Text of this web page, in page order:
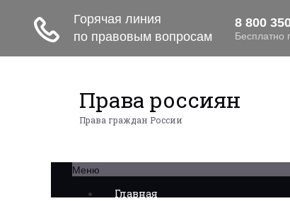
Права россиян
Права граждан России
Меню
Главная